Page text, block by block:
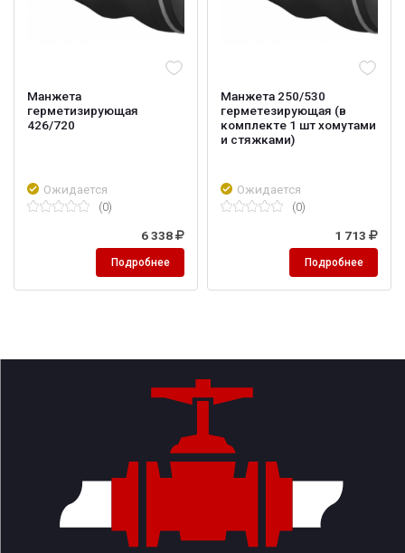
Манжета
герметизирующая
426/720
Ожидается
(0)
6 338
Подробнее
Манжета 250/530
герметезирующая (в
комплекте 1 шт хомутами
и стяжками)
Ожидается
(0)
1 713
Подробнее